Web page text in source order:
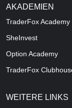
AKADEMIEN
TraderFox Academy
SheInvest
Option Academy
TraderFox
WEITERE LINKS